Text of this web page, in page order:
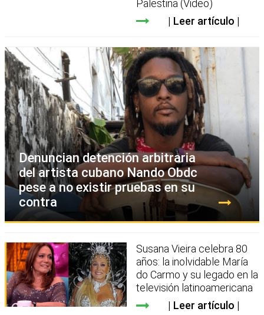
Palestina (Video)
Leer artículo
Denuncian detención arbitraria
del artista cubano Nando Obdc
pese a no existir pruebas en su
contra
Susana Vieira celebra 80
años: la inolvidable María
do Carmo y su legado en la
televisión latinoamericana
Leer artículo